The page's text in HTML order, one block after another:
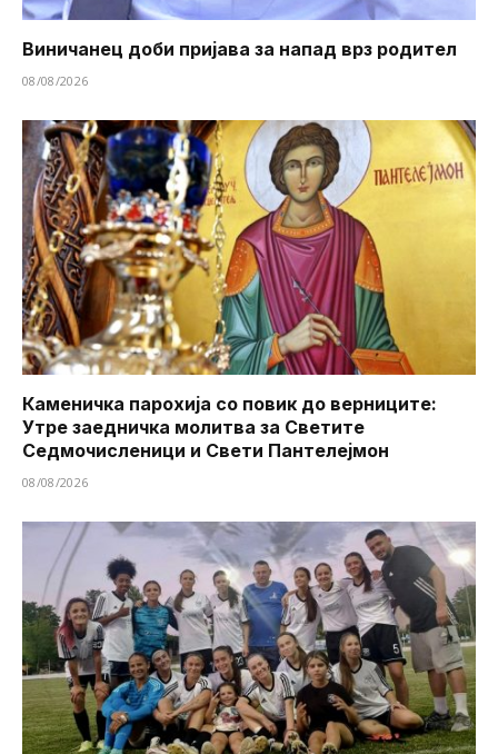
Виничанец доби пријава за напад врз родител
08/08/2026
Каменичка парохија со повик до верниците:
Утре заедничка молитва за Светите
Седмочисленици и Свети Пантелејмон
08/08/2026